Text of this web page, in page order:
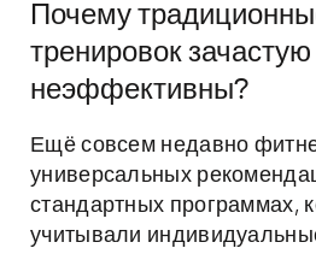
Почему
тренировок зачастую
неэффективны?
Ещё совсем недавно
универсальных
стандартных программах,
учитывали